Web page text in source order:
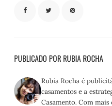
PUBLICADO POR RUBIA ROCHA
Rubia Rocha é
casamentos e a
Casamento. Com mais